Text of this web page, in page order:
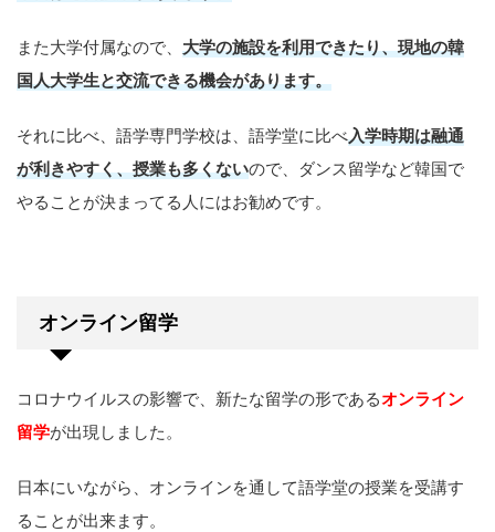
また大学付属なので、 大学の施設を利用できたり、現地の韓
国人大学生と交流できる機会があります。
それに比べ、語学専門学校は、語学堂に比べ入学時期は融通
が利きやすく、授業も多くないので、ダンス留学など韓国で
やることが決まってる人にはお勧めです。
オンライン留学
コロナウイルスの影響で、新たな留学の形であるオンライン
留学が出現しました。
日本にいながら、オンラインを通して語学堂の授業を受講す
ることが出来ます。